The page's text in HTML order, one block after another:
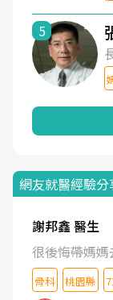
5
網友就醫經驗分
謝邦鑫 醫生
很後悔帶媽媽
骨科 桃園縣